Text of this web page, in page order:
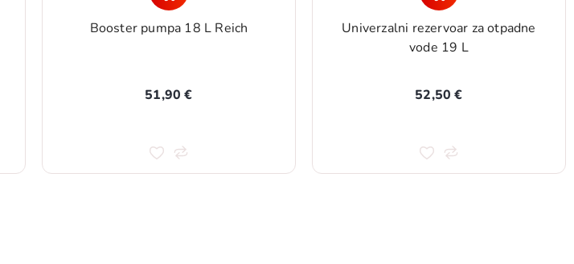
Booster pumpa 18 L Reich
51,90 €
Univerzalni rezervoar za otpadne
vode 19 L
52,50 €